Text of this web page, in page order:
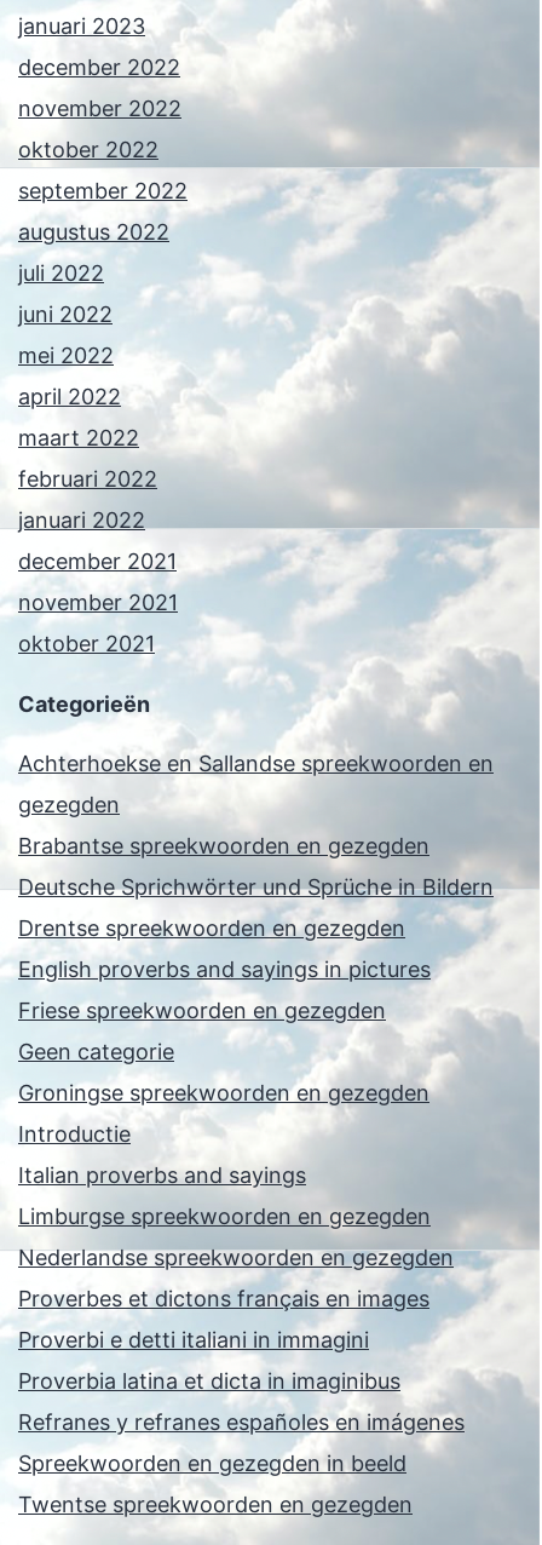
januari 2023
december 2022
november 2022
oktober 2022
september 2022
augustus 2022
juli 2022
juni 2022
mei 2022
april 2022
maart 2022
februari 2022
januari 2022
december 2021
november 2021
oktober 2021
Categorieën
Achterhoekse en Sallandse spreekwoorden en
gezegden
Brabantse spreekwoorden en gezegden
Deutsche Sprichwörter und Sprüche in Bildern
Drentse spreekwoorden en gezegden
English proverbs and sayings in pictures
Friese spreekwoorden en gezegden
Geen categorie
Groningse spreekwoorden en gezegden
Introductie
Italian proverbs and sayings
Limburgse spreekwoorden en gezegden
Nederlandse spreekwoorden en gezegden
Proverbes et dictons français en images
Proverbi e detti italiani in immagini
Proverbia latina et dicta in imaginibus
Refranes y refranes españoles en imágenes
Spreekwoorden en gezegden in beeld
Twentse spreekwoorden en gezegden